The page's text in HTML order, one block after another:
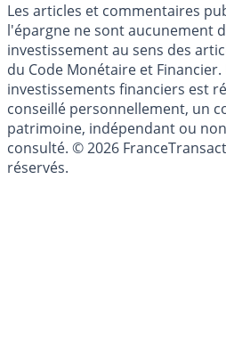
Les articles et commentaires
l'épargne ne sont aucunement
investissement au sens des
du Code Monétaire et
investissements financiers est
conseillé personnellement, un
patrimoine, indépendant ou
consulté. © 2026
réservés.